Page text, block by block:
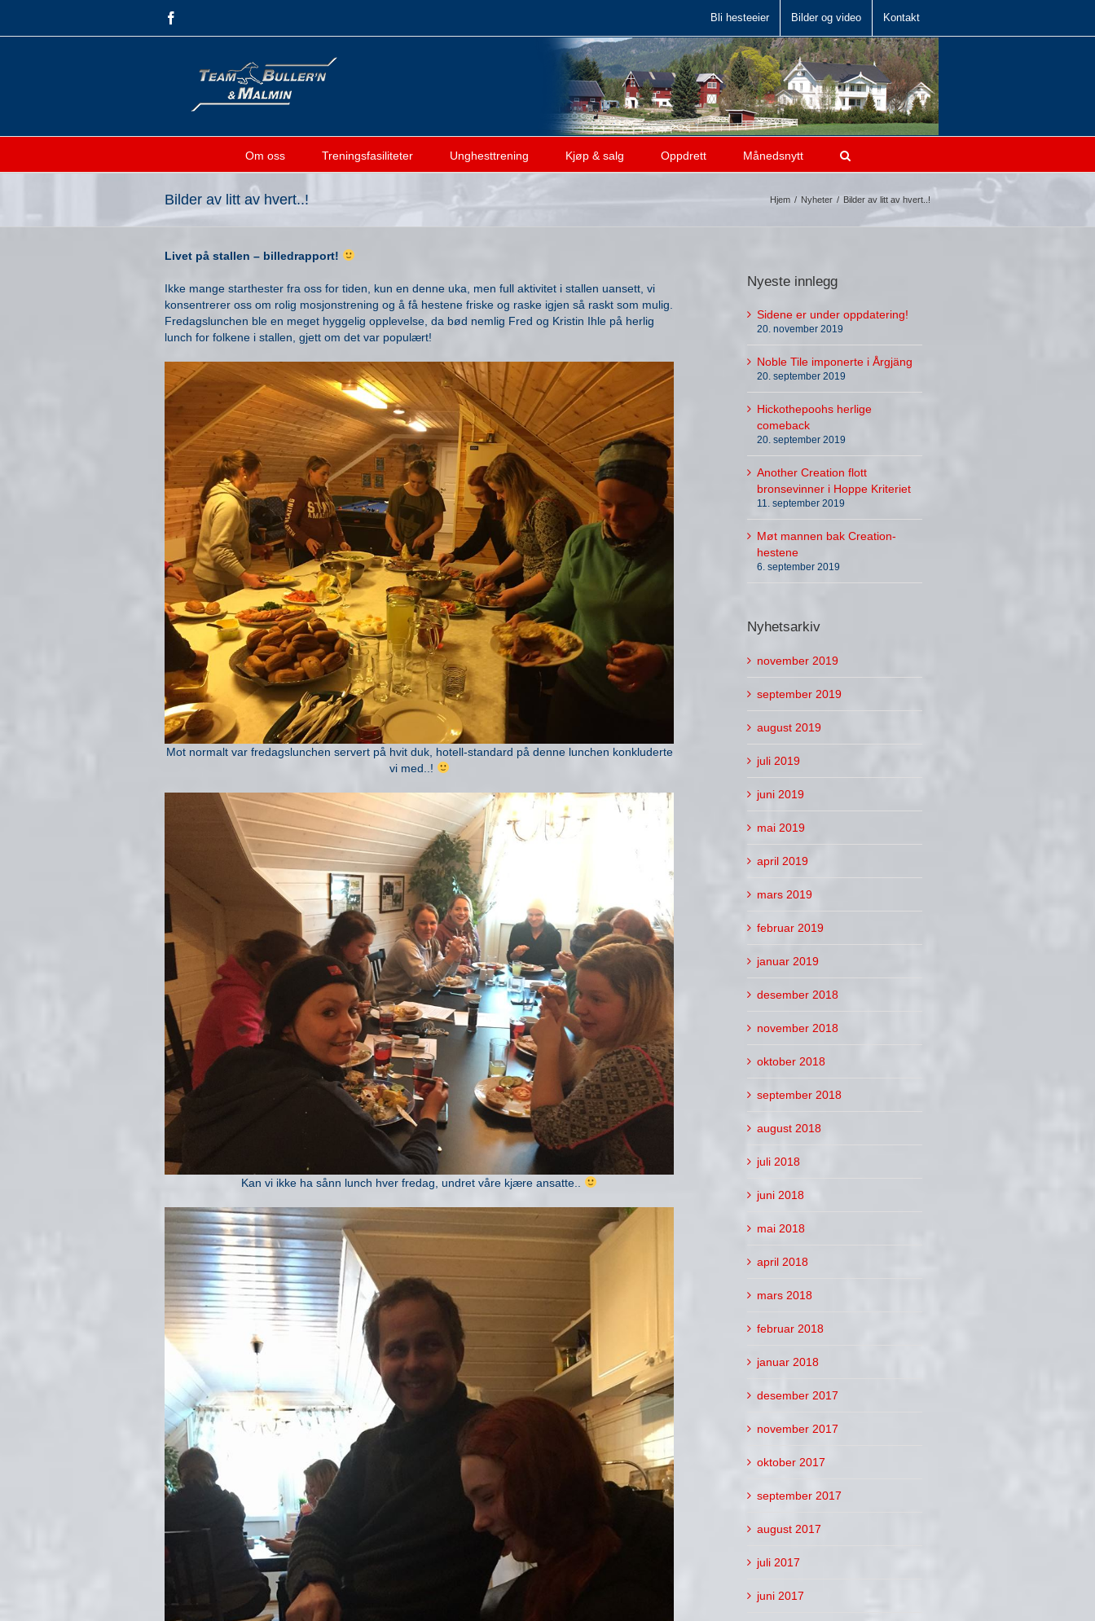
content
Bli hesteeier Bilder og video Kontakt
Om oss Treningsfasiliteter Unghesttrening Kjøp & salg Oppdrett Månedsnytt
Bilder av litt av hvert..! Hjem / Nyheter / Bilder av litt av hvert..!
Livet på stallen – billedrapport!
Ikke mange starthester fra oss for tiden, kun en denne uka, men full aktivitet i stallen uansett, vi
konsentrerer oss om rolig mosjonstrening og å få hestene friske og raske igjen så raskt som mulig.
Fredagslunchen ble en meget hyggelig opplevelse, da bød nemlig Fred og Kristin Ihle på herlig
lunch for folkene i stallen, gjett om det var populært!
Mot normalt var fredagslunchen servert på hvit duk, hotell-standard på denne lunchen konkluderte
vi med..!
Kan vi ikke ha sånn lunch hver fredag, undret våre kjære ansatte..
Nyeste innlegg
Sidene er under oppdatering!
20. november 2019
Noble Tile imponerte i Årgjäng
20. september 2019
Hickothepoohs herlige
comeback
20. september 2019
Another Creation flott
bronsevinner i Hoppe Kriteriet
11. september 2019
Møt mannen bak Creation-
hestene
6. september 2019
Nyhetsarkiv
november 2019
september 2019
august 2019
juli 2019
juni 2019
mai 2019
april 2019
mars 2019
februar 2019
januar 2019
desember 2018
november 2018
oktober 2018
september 2018
august 2018
juli 2018
juni 2018
mai 2018
april 2018
mars 2018
februar 2018
januar 2018
desember 2017
november 2017
oktober 2017
september 2017
august 2017
juli 2017
juni 2017